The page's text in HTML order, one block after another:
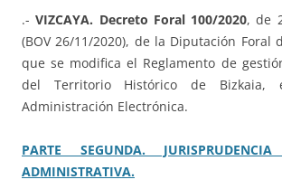
.-VIZCAYA. Decreto Foral 100/2020, de
(BOV 26/11/2020), de la Diputación Foral
que se modifica el Reglamento de
del Territorio Histórico de Bizkaia,
Administración Electrónica.
PARTE SEGUNDA.
ADMINISTRATIVA.